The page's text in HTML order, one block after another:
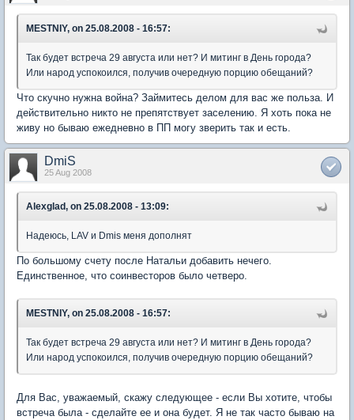
MESTNIY, on 25.08.2008 - 16:57:
Так будет встреча 29 августа или нет? И митинг в День города?
Или народ успокоился, получив очередную порцию обещаний?
Что скучно нужна война? Займитесь делом для вас же польза. И
действительно никто не препятствует заселению. Я хоть пока не
живу но бываю ежедневно в ПП могу зверить так и есть.
DmiS
25 Aug 2008
Alexglad, on 25.08.2008 - 13:09:
Надеюсь, LAV и Dmis меня дополнят
По большому счету после Натальи добавить нечего.
Единственное, что соинвесторов было четверо.
MESTNIY, on 25.08.2008 - 16:57:
Так будет встреча 29 августа или нет? И митинг в День города?
Или народ успокоился, получив очередную порцию обещаний?
Для Вас, уважаемый, скажу следующее - если Вы хотите, чтобы
встреча была - сделайте ее и она будет. Я не так часто бываю на